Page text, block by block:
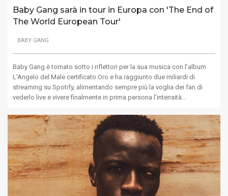
Baby Gang sarà in tour in Europa con 'The End of
The World European Tour'
BABY GANG
Baby Gang è tornato sotto i riflettori per la sua musica con l’album
L’Angelo del Male certificato Oro e ha raggiunto due miliardi di
streaming su Spotify, alimentando sempre più la voglia dei fan di
vederlo live e vivere finalmente in prima persona l’intensità…